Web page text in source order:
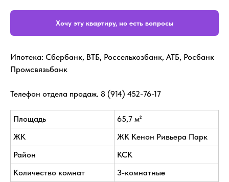
Хочу эту квартиру, но есть вопросы
Ипотека: Сбербанк, ВТБ, Россельхозбанк, АТБ, Росбанк
Промсвязьбанк
Телефон отдела продаж. 8 (914) 452-76-17
Площадь
65,7 м²
ЖК
ЖК Кенон Ривьера Парк
Район
КСК
Количество комнат
3-комнатные